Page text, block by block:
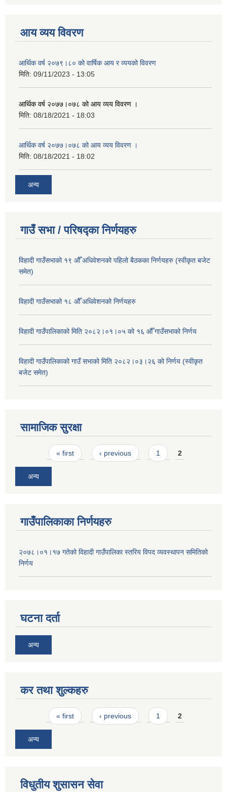
आय व्यय विवरण
आर्थिक वर्ष २०७९।८० को वार्षिक आय र व्ययको विवरण
मिति: 09/11/2023 - 13:05
आर्थिक वर्ष २०७७।०७८ को आय व्यय विवरण ।
मिति: 08/18/2021 - 18:03
आर्थिक वर्ष २०७७।०७८ को आय व्यय विवरण ।
मिति: 08/18/2021 - 18:02
अन्य
गाउँ सभा / परिषद्का निर्णयहरु
विहादी गाउँसभाको १९ औँ अधिवेशनको पहिलो बैठकका निर्णयहरु (स्वीकृत बजेट
समेत)
विहादी गाउँसभाको १८ औँ अधिवेशनको निर्णयहरु
विहादी गाउँपालिकाको मिति २०८२।०१।०५ को १६ औँ गाउँसभाको निर्णय
विहादी गाउँपालिकाको गाउँ सभाको मिति २०८२।०३।२६ को निर्णय (स्वीकृत
बजेट समेत)
सामाजिक सुरक्षा
Pages« first ‹ previous 1 2
अन्य
गाउँपालिकाका निर्णयहरु
२०७८।०१।१७ गतेको विहादी गाउँपालिका स्तरिय विपद व्यवस्थापन समितिको
निर्णय
घटना दर्ता
अन्य
कर तथा शुल्कहरु
Pages« first ‹ previous 1 2
अन्य
विधुतीय शुसासन सेवा